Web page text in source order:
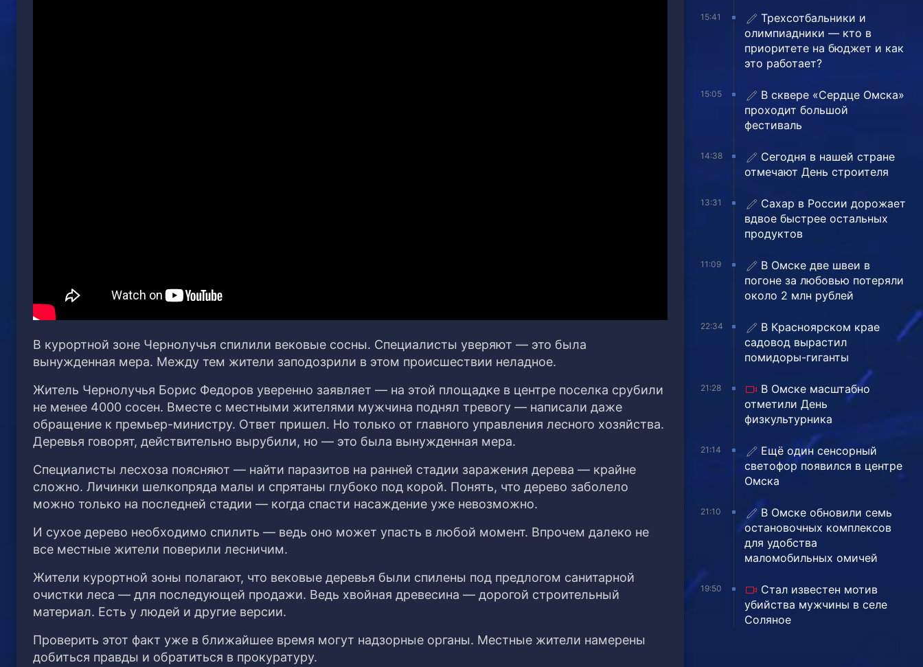
В курортной зоне Чернолучья спилили вековые сосны. Специалисты уверяют — это была
вынужденная мера. Между тем жители заподозрили в этом происшествии неладное.
Житель Чернолучья Борис Федоров уверенно заявляет — на этой площадке в центре поселка срубили
не менее 4000 сосен. Вместе с местными жителями мужчина поднял тревогу — написали даже
обращение к премьер-министру. Ответ пришел. Но только от главного управления лесного хозяйства.
Деревья говорят, действительно вырубили, но — это была вынужденная мера.
Специалисты лесхоза поясняют — найти паразитов на ранней стадии заражения дерева — крайне
сложно. Личинки шелкопряда малы и спрятаны глубоко под корой. Понять, что дерево заболело
можно только на последней стадии — когда спасти насаждение уже невозможно.
И сухое дерево необходимо спилить — ведь оно может упасть в любой момент. Впрочем далеко не
все местные жители поверили лесничим.
Жители курортной зоны полагают, что вековые деревья были спилены под предлогом санитарной
очистки леса — для последующей продажи. Ведь хвойная древесина — дорогой строительный
материал. Есть у людей и другие версии.
Проверить этот факт уже в ближайшее время могут надзорные органы. Местные жители намерены
добиться правды и обратиться в прокуратуру.
15:41
Трехсотбальники и
олимпиадники — кто в
приоритете на бюджет и как
это работает?
15:05
В сквере «Сердце Омска»
проходит большой
фестиваль
14:38
Сегодня в нашей стране
отмечают День строителя
13:31
Сахар в России дорожает
вдвое быстрее остальных
продуктов
11:09
В Омске две швеи в
погоне за любовью потеряли
около 2 млн рублей
22:34
В Красноярском крае
садовод вырастил
помидоры-гиганты
21:28
В Омске масштабно
отметили День
физкультурника
21:14
Ещё один сенсорный
светофор появился в центре
Омска
21:10
В Омске обновили семь
остановочных комплексов
для удобства
маломобильных омичей
19:50
Стал известен мотив
убийства мужчины в селе
Соляное